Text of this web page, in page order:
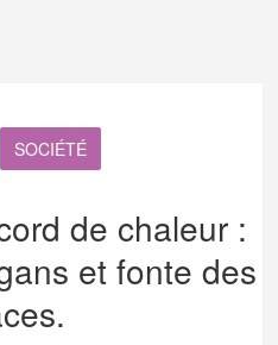
SOCIÉTÉ
de chaleur :
et fonte des